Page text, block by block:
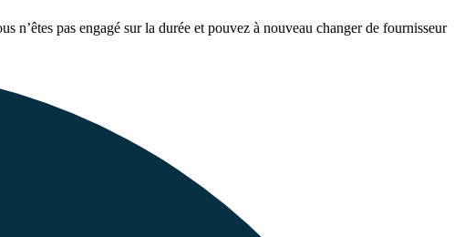
n’êtes pas engagé sur la durée et pouvez à nouveau changer de fournisseur